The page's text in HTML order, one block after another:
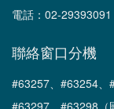
電話：02-29393091
聯絡窗口分機
#63257、#63254、
#63297、#63298（